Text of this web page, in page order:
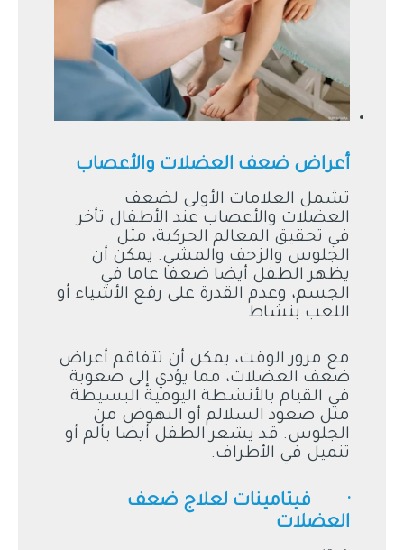
أعراض ضعف العضلات والأعصاب
تشمل العلامات الأولى لضعف
العضلات والأعصاب عند الأطفال تأخر
في تحقيق المعالم الحركية، مثل
الجلوس والزحف والمشي. يمكن أن
يظهر الطفل أيضا ضعفا عاما في
الجسم، وعدم القدرة على رفع الأشياء أو
اللعب بنشاط.
مع مرور الوقت، يمكن أن تتفاقم أعراض
ضعف العضلات، مما يؤدي إلى صعوبة
في القيام بالأنشطة اليومية البسيطة
مثل صعود السلالم أو النهوض من
الجلوس. قد يشعر الطفل أيضا بألم أو
تنميل في الأطراف.
· فيتامينات لعلاج ضعف
العضلات